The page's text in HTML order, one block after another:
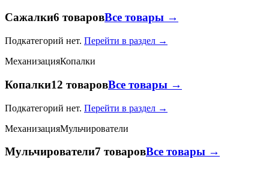
Сажалки6 товаровВсе товары →
Подкатегорий нет. Перейти в раздел →
МеханизацияКопалки
Копалки12 товаровВсе товары →
Подкатегорий нет. Перейти в раздел →
МеханизацияМульчирователи
Мульчирователи7 товаровВсе товары →